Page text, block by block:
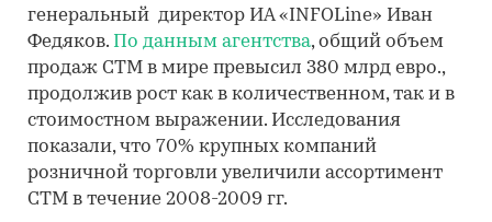
генеральный директор ИА «INFOLine» Иван
Федяков. По данным агентства, общий объем
продаж СТМ в мире превысил 380 млрд евро.,
продолжив рост как в количественном, так и в
стоимостном выражении. Исследования
показали, что 70% крупных компаний
розничной торговли увеличили ассортимент
СТМ в течение 2008-2009 гг.